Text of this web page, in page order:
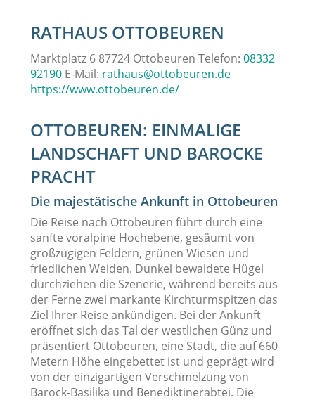
RATHAUS OTTOBEUREN
Marktplatz 6 87724 Ottobeuren Telefon: 08332
92190E-Mail: rathaus@ottobeuren.de
https://www.ottobeuren.de/
OTTOBEUREN: EINMALIGE
LANDSCHAFT UND BAROCKE
PRACHT
Die majestätische Ankunft in Ottobeuren
Die Reise nach Ottobeuren führt durch eine
sanfte voralpine Hochebene, gesäumt von
großzügigen Feldern, grünen Wiesen und
friedlichen Weiden. Dunkel bewaldete Hügel
durchziehen die Szenerie, während bereits aus
der Ferne zwei markante Kirchturmspitzen das
Ziel Ihrer Reise ankündigen. Bei der Ankunft
eröffnet sich das Tal der westlichen Günz und
präsentiert Ottobeuren, eine Stadt, die auf 660
Metern Höhe eingebettet ist und geprägt wird
von der einzigartigen Verschmelzung von
Barock-Basilika und Benediktinerabtei. Die